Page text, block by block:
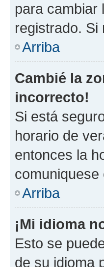
para cambiar
registrado. Si
Arriba
Cambié la
incorrecto!
Si está
horario de
entonces la
Arriba
¡Mi idioma
Esto se
de su idioma